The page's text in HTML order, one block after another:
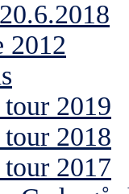
2012
2019
2018
2017